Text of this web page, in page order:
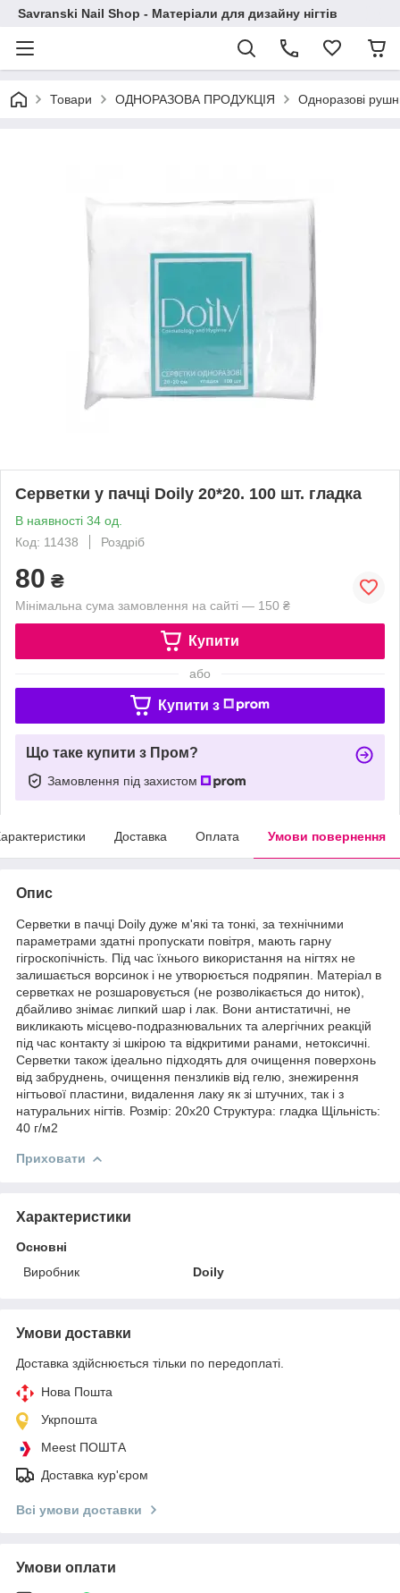
Savranski Nail Shop - Матеріали для дизайну нігтів
Товари ОДНОРАЗОВА ПРОДУКЦІЯ Одноразові
Серветки у пачці Doily 20*20. 100 шт. гладка
В наявності 34 од.
Код: 11438
Роздріб
80 ₴
Мінімальна сума замовлення на сайті — 150 ₴
Купити
або
Купити з
Що таке купити з Пром?
Замовлення під захистом
Доставка Оплата Умови повернення
Опис
Серветки в пачці Doily дуже м'які та тонкі, за технічними
параметрами здатні пропускати повітря, мають гарну
гігроскопічність. Під час їхнього використання на нігтях не
залишається ворсинок і не утворюється подряпин. Матеріал в
серветках не розшаровується (не розволікається до ниток),
дбайливо знімає липкий шар і лак. Вони антистатичні, не
викликають місцево-подразнювальних та алергічних реакцій
під час контакту зі шкірою та відкритими ранами, нетоксичні.
Серветки також ідеально підходять для очищення поверхонь
від забруднень, очищення пензликів від гелю, знежирення
нігтьової пластини, видалення лаку як зі штучних, так і з
натуральних нігтів. Розмір: 20х20 Структура: гладка Щільність:
40 г/м2
Приховати
Характеристики
Основні
Виробник
Doily
Умови доставки
Доставка здійснюється тільки по передоплаті.
Нова Пошта
Укрпошта
Meest ПОШТА
Доставка кур'єром
Всі умови доставки
Умови оплати